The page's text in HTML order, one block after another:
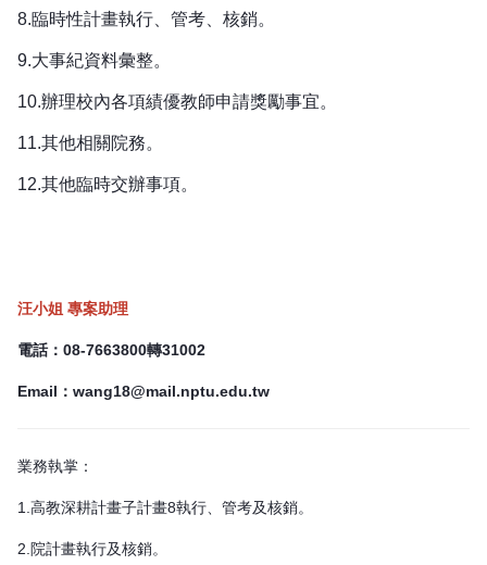
8.臨時性計畫執行、管考、核銷。
9.大事紀資料彙整。
10.辦理校內各項績優教師申請獎勵事宜。
11.其他相關院務。
12.其他臨時交辦事項。
汪小姐 專案助理
電話：08-7663800轉31002
Email： wang18@mail.nptu.edu.tw
業務執掌：
1.高教深耕計畫子計畫8執行、管考及核銷。
2.院計畫執行及核銷。